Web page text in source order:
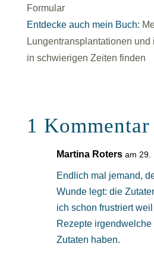
Formular
Entdecke auch mein Buch:
Lungentransplantationen
in schwierigen Zeiten finden
1 Kommentar
Martina Roters am 29.
Endlich mal jemand,
Wunde legt: die
ich schon frustriert
Rezepte irgendwelche
Zutaten haben.